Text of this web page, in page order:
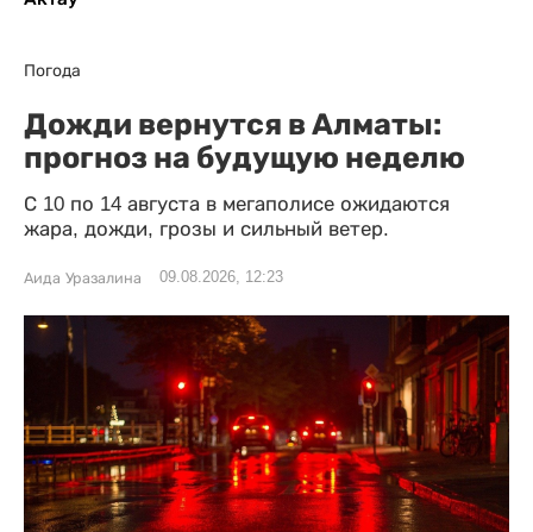
Погода
Дожди вернутся в Алматы:
прогноз на будущую неделю
С 10 по 14 августа в мегаполисе ожидаются
жара, дожди, грозы и сильный ветер.
Аида Уразалина 09.08.2026, 12:23